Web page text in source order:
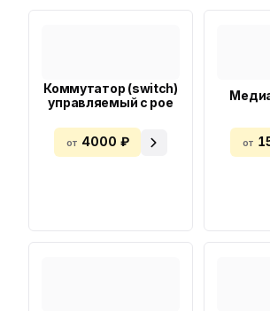
Коммутатор (switch)
управляемый с poe
от 4000 ₽ от